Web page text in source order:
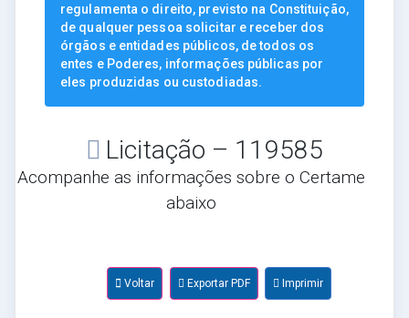
regulamenta o direito, previsto na Constituição,
de qualquer pessoa solicitar e receber dos
órgãos e entidades públicos, de todos os
entes e Poderes, informações públicas por
eles produzidas ou custodiadas.
Licitação – 119585
Acompanhe as informações sobre o Certame
abaixo
Voltar Exportar PDF Imprimir